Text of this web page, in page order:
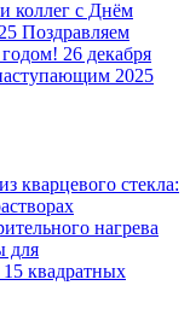
коллег с Днём
Поздравляем
26 декабря
2025
кварцевого стекла:
нагрева
для
квадратных